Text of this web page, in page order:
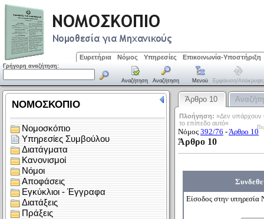
Ευρετήρια Νόμος Υπηρεσίες Επικοινωνία-Υποστήριξη
Γρήγορη αναζήτηση:
Αναζήτηση Αναζήτηση Μενού Εμφάνιση/απόκρυψη
Άρθρο 10